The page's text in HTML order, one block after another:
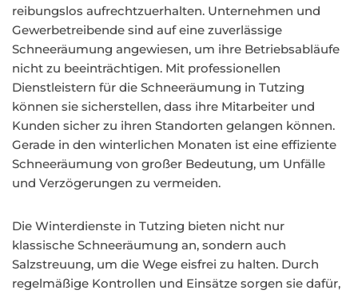
reibungslos aufrechtzuerhalten. Unternehmen und
Gewerbetreibende sind auf eine zuverlässige
Schneeräumung angewiesen, um ihre Betriebsabläufe
nicht zu beeinträchtigen. Mit professionellen
Dienstleistern für die Schneeräumung in Tutzing
können sie sicherstellen, dass ihre Mitarbeiter und
Kunden sicher zu ihren Standorten gelangen können.
Gerade in den winterlichen Monaten ist eine effiziente
Schneeräumung von großer Bedeutung, um Unfälle
und Verzögerungen zu vermeiden.
Die Winterdienste in Tutzing bieten nicht nur
klassische Schneeräumung an, sondern auch
Salzstreuung, um die Wege eisfrei zu halten. Durch
regelmäßige Kontrollen und Einsätze sorgen sie dafür,